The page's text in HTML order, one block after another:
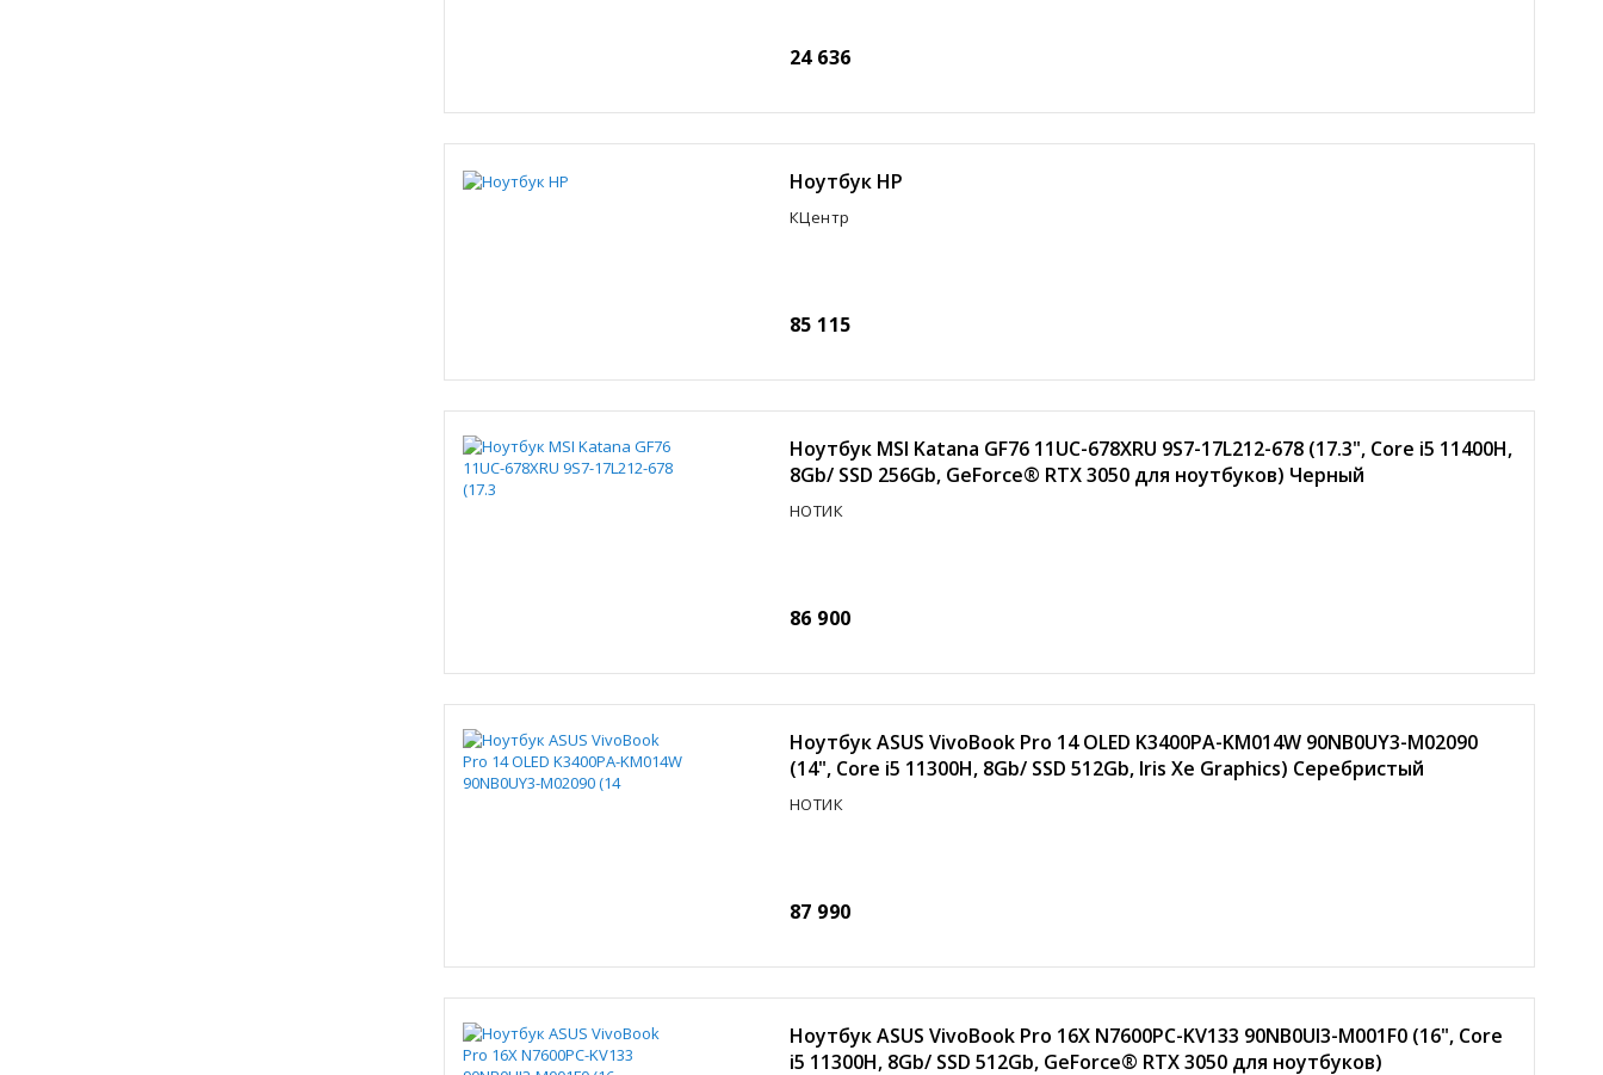
24 636
Ноутбук HP
КЦентр
85 115
Ноутбук MSI Katana GF76 11UC-678XRU 9S7-17L212-678 (17.3", Core i5 11400H,
8Gb/ SSD 256Gb, GeForce® RTX 3050 для ноутбуков) Черный
НОТИК
86 900
Ноутбук ASUS VivoBook Pro 14 OLED K3400PA-KM014W 90NB0UY3-M02090
(14", Core i5 11300H, 8Gb/ SSD 512Gb, Iris Xe Graphics) Серебристый
НОТИК
87 990
Ноутбук ASUS VivoBook Pro 16X N7600PC-KV133 90NB0UI3-M001F0 (16", Core
i5 11300H, 8Gb/ SSD 512Gb, GeForce® RTX 3050 для ноутбуков)